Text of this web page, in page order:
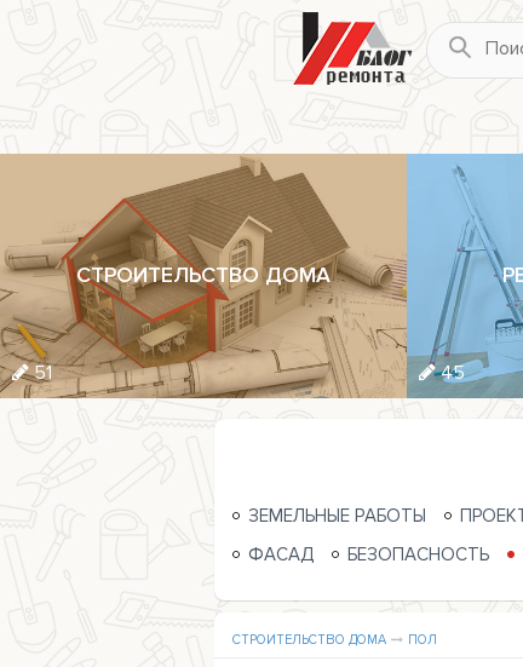
СТРОИТЕЛЬСТВО ДОМА
51 45
ЗЕМЕЛЬНЫЕ РАБОТЫ
ФАСАД
БЕЗОПАСНОСТЬ
СТРОИТЕЛЬСТВО ДОМА ПОЛ